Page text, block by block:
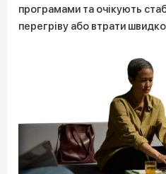
програмами та очікують
перегріву або втрати